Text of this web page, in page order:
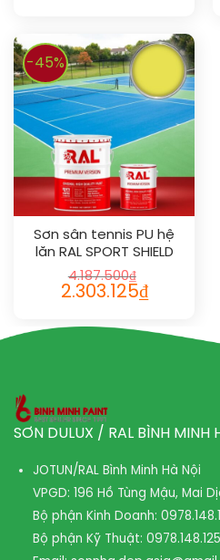
-45%
Sơn sân tennis PU hệ
lăn RAL SPORT SHIELD
1016
4.187.500₫
2.303.125₫
SƠN DULUX / RAL BÌNH MINH
JOTUN/RAL Bình Minh Hà Nội
VPGD: 196 Hồ Tùng Mậu, Mai
Bộ phận Kinh Doanh:
Bộ phận Kỹ Thuật: 0978.148.125